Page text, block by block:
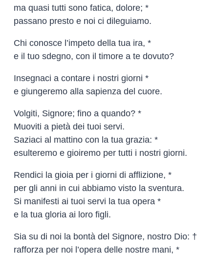
ma quasi tutti sono fatica, dolore; *
passano presto e noi ci dileguiamo.
Chi conosce l’impeto della tua ira, *
e il tuo sdegno, con il timore a te dovuto?
Insegnaci a contare i nostri giorni *
e giungeremo alla sapienza del cuore.
Volgiti, Signore; fino a quando? *
Muoviti a pietà dei tuoi servi.
Saziaci al mattino con la tua grazia: *
esulteremo e gioiremo per tutti i nostri giorni.
Rendici la gioia per i giorni di afflizione, *
per gli anni in cui abbiamo visto la sventura.
Si manifesti ai tuoi servi la tua opera *
e la tua gloria ai loro figli.
Sia su di noi la bontà del Signore, nostro Dio: †
rafforza per noi l’opera delle nostre mani, *